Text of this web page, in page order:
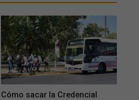
Cómo sacar la Credencial